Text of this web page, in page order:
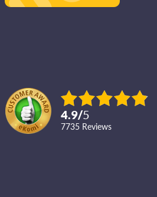
4.9/5
7735 reviews